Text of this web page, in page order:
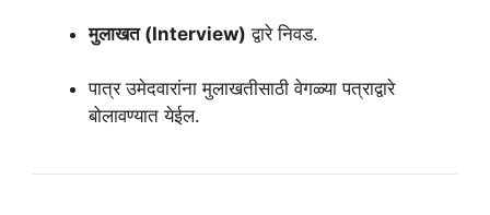
मुलाखत (Interview) द्वारे निवड.
पात्र उमेदवारांना मुलाखतीसाठी वेगळ्या पत्राद्वारे
बोलावण्यात येईल.